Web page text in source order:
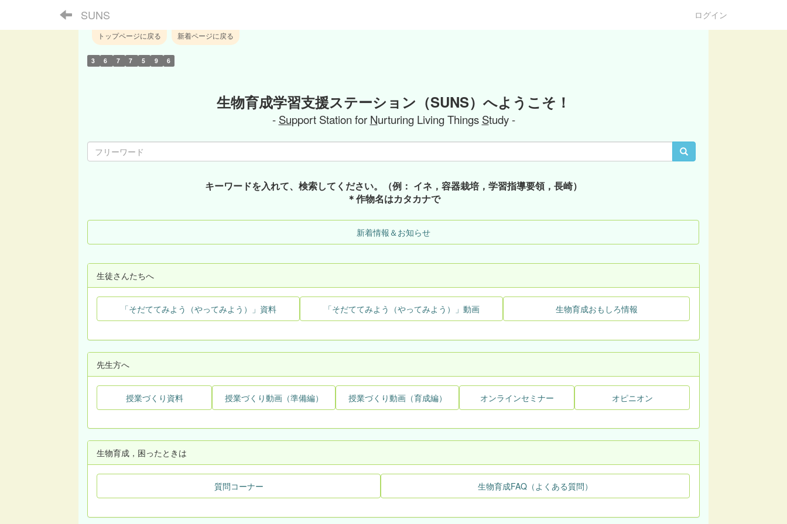
SUNS ログイン
トップページに戻る 新着ページに戻る
3 6 7 7 5 9 6
生物育成学習支援ステーション（SUNS）へようこそ！
- Support Station for Nurturing Living Things Study -
キーワードを入れて、検索してください。（例： イネ，容器栽培，学習指導要領，長崎）
＊作物名はカタカナで
新着情報＆お知らせ
生徒さんたちへ
「そだててみよう（やってみよう）」資料 「そだててみよう（やってみよう）」動画 生物育成おもしろ情報
先生方へ
授業づくり資料 授業づくり動画（準備編） 授業づくり動画（育成編） オンラインセミナー オピニオン
生物育成，困ったときは
質問コーナー 生物育成FAQ（よくある質問）